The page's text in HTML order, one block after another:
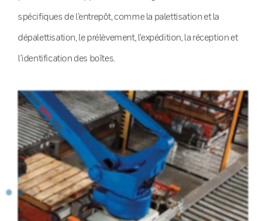
spécifiques de l’entrepôt, comme la palettisation et la
dépalettisation, le prélèvement, l’expédition, la réception et
l’identification des boîtes.